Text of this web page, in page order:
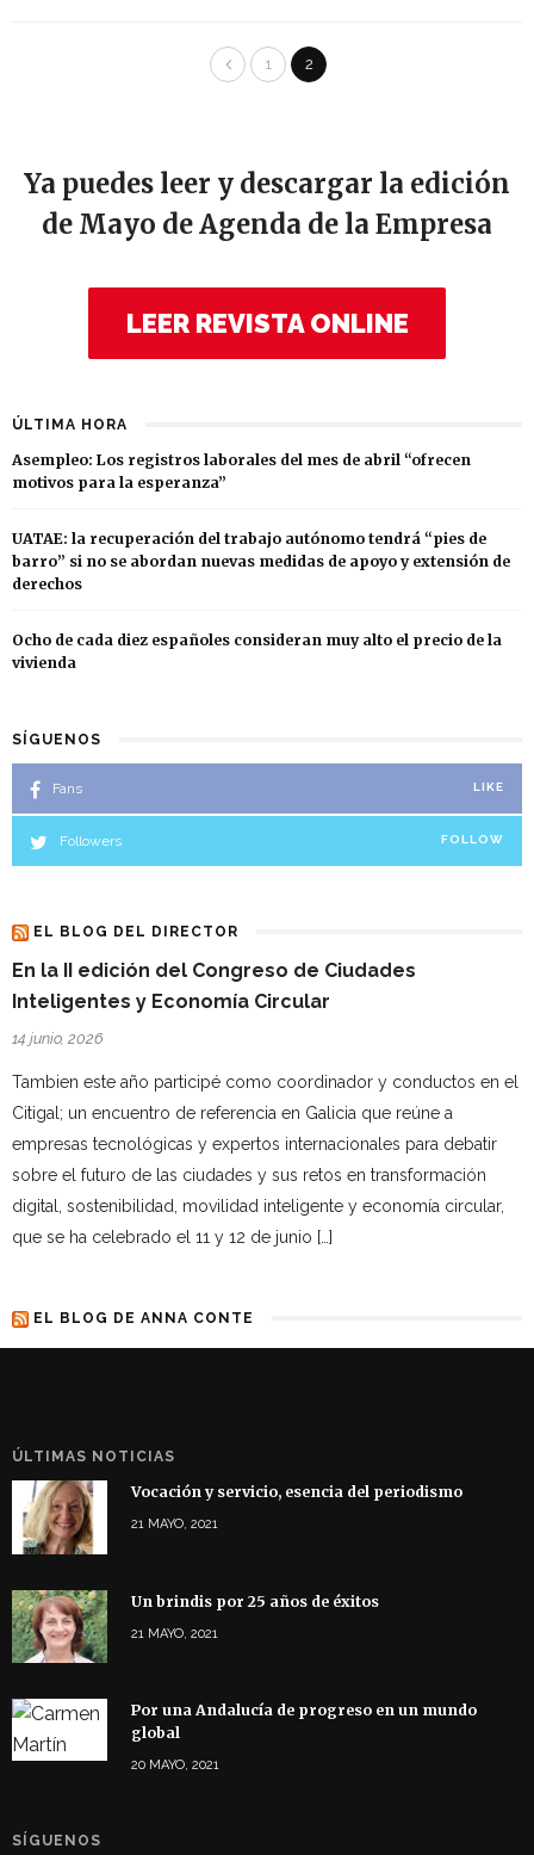
1 2
Ya puedes leer y descargar la edición
de Mayo de Agenda de la Empresa
LEER REVISTA ONLINE
ÚLTIMA HORA
Asempleo: Los registros laborales del mes de abril “ofrecen
motivos para la esperanza”
UATAE: la recuperación del trabajo autónomo tendrá “pies de
barro” si no se abordan nuevas medidas de apoyo y extensión de
derechos
Ocho de cada diez españoles consideran muy alto el precio de la
vivienda
SÍGUENOS
Fans LIKE
Followers FOLLOW
EL BLOG DEL DIRECTOR
En la II edición del Congreso de Ciudades
Inteligentes y Economía Circular
14 junio, 2026
Tambien este año participé como coordinador y conductos en el
Citigal; un encuentro de referencia en Galicia que reúne a
empresas tecnológicas y expertos internacionales para debatir
sobre el futuro de las ciudades y sus retos en transformación
digital, sostenibilidad, movilidad inteligente y economía circular,
que se ha celebrado el 11 y 12 de junio […]
EL BLOG DE ANNA CONTE
ÚLTIMAS NOTICIAS
Vocación y servicio, esencia del periodismo
21 MAYO, 2021
Un brindis por 25 años de éxitos
21 MAYO, 2021
Por una Andalucía de progreso en un mundo
global
20 MAYO, 2021
SÍGUENOS